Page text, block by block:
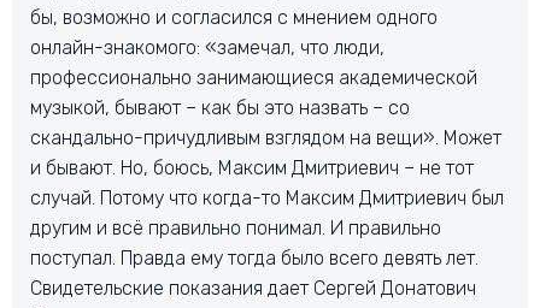
бы, возможно и согласился с мнением одного
онлайн-знакомого: «замечал, что люди,
профессионально занимающиеся академической
музыкой, бывают – как бы это назвать – со
скандально-причудливым взглядом на вещи». Может
и бывают. Но, боюсь, Максим Дмитриевич – не тот
случай. Потому что когда-то Максим Дмитриевич был
другим и всё правильно понимал. И правильно
поступал. Правда ему тогда было всего девять лет.
Свидетельские показания дает Сергей Донатович